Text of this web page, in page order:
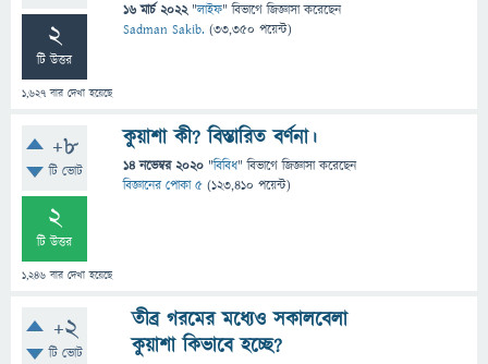
2
টি উত্তর
1,627 বার দেখা হয়েছে
16 মার্চ 2022 "লাইফ" বিভাগে জিজ্ঞাসাকরেছেন
Sadman Sakib. (33,350 পয়েন্ট)
+8
টি ভোট
2
টি উত্তর
1,246 বার দেখা হয়েছে
কুয়াশা কী? বিস্তারিত বর্ণনা।
14 নভেম্বর 2020 "বিবিধ" বিভাগে জিজ্ঞাসাকরেছেন
বিজ্ঞানের পোকা ৫ (123,410 পয়েন্ট)
+2
টি ভোট
তীব্র গরমের মধ্যেও সকালবেলা
কুয়াশা কিভাবে হচ্ছে?